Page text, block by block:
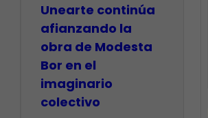
Unearte continúa
afianzando la
obra de Modesta
Bor en el
imaginario
colectivo